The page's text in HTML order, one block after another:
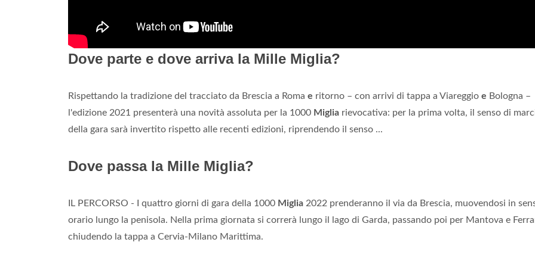
Dove parte e dove arriva la Mille Miglia?
Rispettando la tradizione del tracciato da Brescia a Roma e ritorno – con arrivi di tappa a Viareggio e Bologna –
l'edizione 2021 presenterà una novità assoluta per la 1000 Miglia rievocativa: per la prima volta, il senso di
della gara sarà invertito rispetto alle recenti edizioni, riprendendo il senso ...
Dove passa la Mille Miglia?
IL PERCORSO - I quattro giorni di gara della 1000 Miglia 2022 prenderanno il via da Brescia, muovendosi in
orario lungo la penisola. Nella prima giornata si correrà lungo il lago di Garda, passando poi per Mantova e
chiudendo la tappa a Cervia-Milano Marittima.